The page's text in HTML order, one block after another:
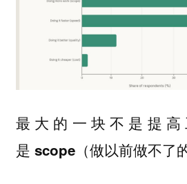
最大的一块不是提
是 scope（做以前做不了